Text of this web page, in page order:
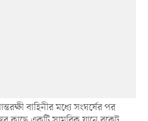
বাহিনীর মধ্যে সংঘর্ষের পর